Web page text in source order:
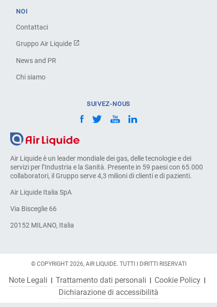
Air Liquide è un leader mondiale dei gas, delle tecnologie e dei
servizi per l’Industria e la Sanità. Presente in 59 paesi con 65.000
collaboratori, il Gruppo serve 4,3 milioni di clienti e di pazienti.
Air Liquide Italia SpA
Via Bisceglie 66
20152 MILANO, Italia
NOI
Contattaci
Gruppo Air Liquide
News and PR
Chi siamo
SUIVEZ-NOUS
© COPYRIGHT 2026, AIR LIQUIDE. TUTTI I DIRITTI RISERVATI
Note Legali Trattamento dati personali
Cookie Policy
Dichiarazione di accessibilità